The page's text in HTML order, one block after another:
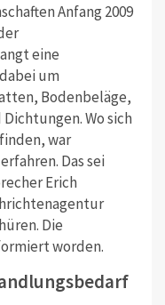
Anfang 2009
eine
um
Bodenbeläge,
Wo sich
war
Das sei
Erich
Die
worden.